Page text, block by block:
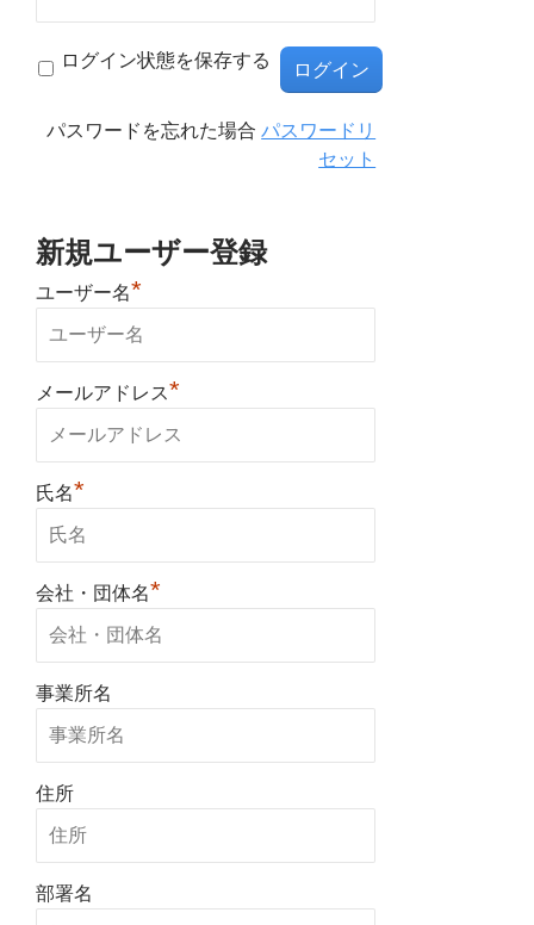
ログイン状態を保存する
パスワードを忘れた場合パスワードリ
セット
新規ユーザー登録
ユーザー名*
メールアドレス*
氏名*
会社・団体名*
事業所名
住所
部署名